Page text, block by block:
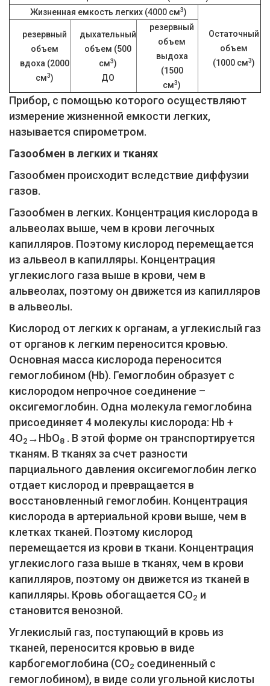
Жизненная емкость легких (4000 см3)
Остаточный
объем
(1000 см3)
резервный
объем
вдоха (2000
см3)
дыхательный
объем (500
см3)
ДО
резервный
объем
выдоха
(1500
см3)
Прибор, с помощью которого осуществляют
измерение жизненной емкости легких,
называется спирометром.
Газообмен в легких и тканях
Газообмен происходит вследствие диффузии
газов.
Газообмен в легких. Концентрация кислорода в
альвеолах выше, чем в крови легочных
капилляров. Поэтому кислород перемещается
из альвеол в капилляры. Концентрация
углекислого газа выше в крови, чем в
альвеолах, поэтому он движется из капилляров
в альвеолы.
Кислород от легких к органам, а углекислый газ
от органов к легким переносится кровью.
Основная масса кислорода переносится
гемоглобином (Hb). Гемоглобин образует с
кислородом непрочное соединение –
оксигемоглобин. Одна молекула гемоглобина
присоединяет 4 молекулы кислорода: Hb +
4О2 →HbО8 . В этой форме он транспортируется
тканям. В тканях за счет разности
парциального давления оксигемоглобин легко
отдает кислород и превращается в
восстановленный гемоглобин. Концентрация
кислорода в артериальной крови выше, чем в
клетках тканей. Поэтому кислород
перемещается из крови в ткани. Концентрация
углекислого газа выше в тканях, чем в крови
капилляров, поэтому он движется из тканей в
капилляры. Кровь обогащается СО2 и
становится венозной.
Углекислый газ, поступающий в кровь из
тканей, переносится кровью в виде
карбогемоглобина (СО2 соединенный с
гемоглобином), в виде соли угольной кислоты